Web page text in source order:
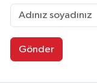
Gönder